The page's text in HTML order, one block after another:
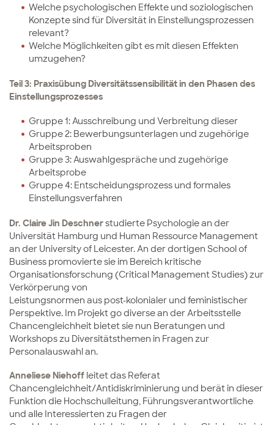
Welche psychologischen Effekte und soziologischen
Konzepte sind für Diversität in Einstellungsprozessen
relevant?
Welche Möglichkeiten gibt es mit diesen Effekten
umzugehen?
Teil 3: Praxisübung Diversitätssensibilität in den Phasen des
Einstellungsprozesses
Gruppe 1: Ausschreibung und Verbreitung dieser
Gruppe 2: Bewerbungsunterlagen und zugehörige
Arbeitsproben
Gruppe 3: Auswahlgespräche und zugehörige
Arbeitsprobe
Gruppe 4: Entscheidungsprozess und formales
Einstellungsverfahren
Dr. Claire Jin Deschnerstudierte Psychologie an der
Universität Hamburg und Human Ressource Management
an der University of Leicester. An der dortigen School of
Business promovierte sie im Bereich kritische
Organisationsforschung (Critical Management Studies) zur
Verkörperung von
Leistungsnormen aus post-kolonialer und feministischer
Perspektive. Im Projekt go diverse an der Arbeitsstelle
Chancengleichheit bietet sie nun Beratungen und
Workshops zu Diversitätsthemen in Fragen zur
Personalauswahl an.
Anneliese Niehoff leitet das Referat
Chancengleichheit/Antidiskriminierung und berät in dieser
Funktion die Hochschulleitung, Führungsverantwortliche
und alle Interessierten zu Fragen der